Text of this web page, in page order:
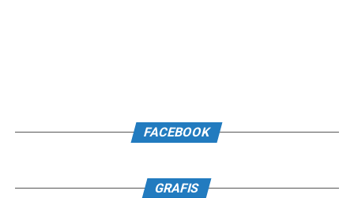
FACEBOOK
GRAFIS